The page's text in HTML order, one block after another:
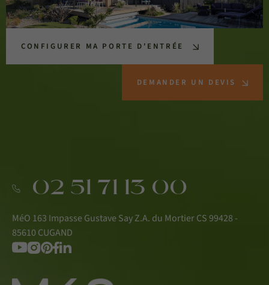
CONFIGURER MA PORTE D'ENTRÉE
DEMANDER UN DEVIS
02 51 71 13 00
MéO 163 Impasse Gustave Say Z.A. du Mortier CS 99428 -
85610 CUGAND